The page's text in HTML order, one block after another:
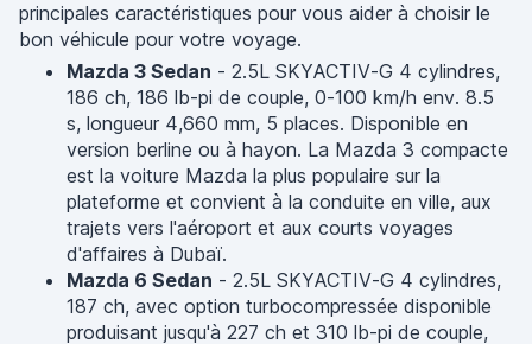
principales caractéristiques pour vous aider à choisir le
bon véhicule pour votre voyage.
Mazda 3 Sedan - 2.5L SKYACTIV-G 4 cylindres,
186 ch, 186 lb-pi de couple, 0-100 km/h env. 8.5
s, longueur 4,660 mm, 5 places. Disponible en
version berline ou à hayon. La Mazda 3 compacte
est la voiture Mazda la plus populaire sur la
plateforme et convient à la conduite en ville, aux
trajets vers l'aéroport et aux courts voyages
d'affaires à Dubaï.
Mazda 6 Sedan - 2.5L SKYACTIV-G 4 cylindres,
187 ch, avec option turbocompressée disponible
produisant jusqu'à 227 ch et 310 lb-pi de couple,